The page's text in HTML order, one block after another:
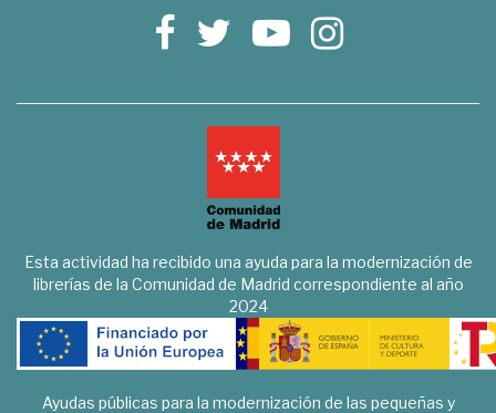
Esta actividad ha recibido una ayuda para la modernización de
librerías de la Comunidad de Madrid correspondiente al año
2024
Ayudas públicas para la modernización de las pequeñas y